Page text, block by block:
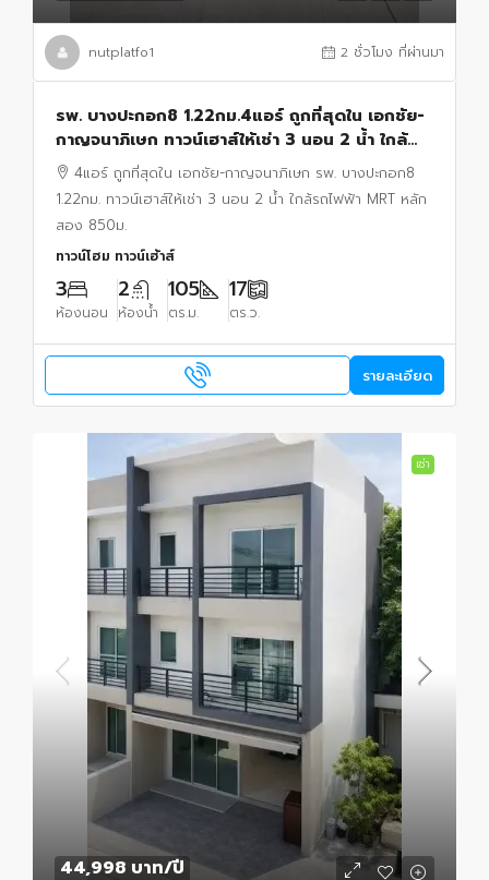
nutplatfo1 2 ชั่วโมง ที่ผ่านมา
รพ. บางปะกอก8 1.22กม.4แอร์ ถูกที่สุดใน เอกชัย-
กาญจนาภิเษก ทาวน์เฮาส์ให้เช่า 3 นอน 2 น้ำ ใกล้
รถไฟฟ้า MRT หลักสอง 850ม.
4แอร์ ถูกที่สุดใน เอกชัย-กาญจนาภิเษก รพ. บางปะกอก8
1.22กม. ทาวน์เฮาส์ให้เช่า 3 นอน 2 น้ำ ใกล้รถไฟฟ้า MRT หลัก
สอง 850ม.
ทาวน์โฮม ทาวน์เฮ้าส์
3
ห้องนอน
2
ห้องน้ำ
105
ตร.ม.
17
ตร.ว.
รายละเอียด
เช่า
44,998 บาท/ปี